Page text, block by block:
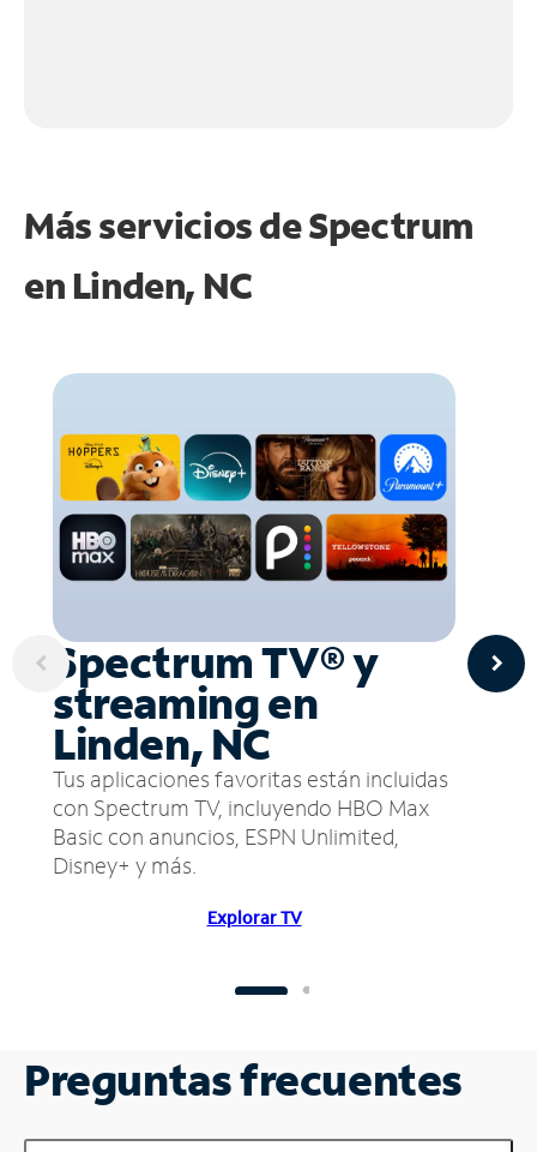
Más servicios de Spectrum
en Linden, NC
Spectrum TV® y
streaming en
Linden, NC
Tus aplicaciones favoritas están incluidas
con Spectrum TV, incluyendo HBO Max
Basic con anuncios, ESPN Unlimited,
Disney+ y más.
Explorar TV
Preguntas frecuentes